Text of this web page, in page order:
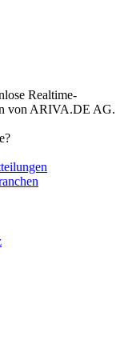
Realtime-
von ARIVA.DE AG.